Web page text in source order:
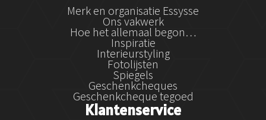
Merk en organisatie Essysse
Ons vakwerk
Hoe het allemaal begon…
Inspiratie
Interieurstyling
Fotolijsten
Spiegels
Geschenkcheques
Geschenkcheque tegoed
Klantenservice